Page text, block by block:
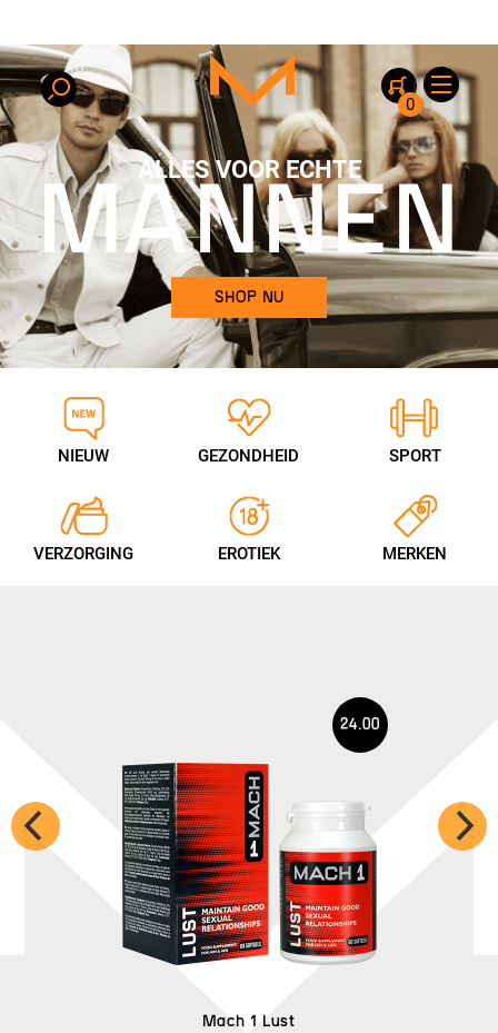
0
ALLES VOOR ECHTE
MANNEN
SHOP NU
NIEUW GEZONDHEID SPORT
VERZORGING EROTIEK MERKEN
24.00
Mach 1 Lust